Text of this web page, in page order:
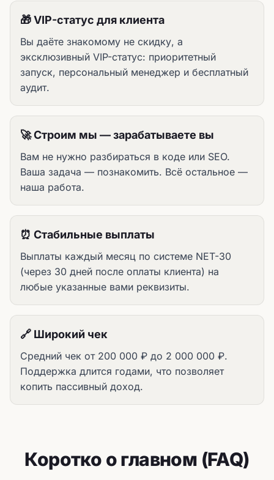
🎁 VIP-статус для клиента
Вы даёте знакомому не скидку, а
эксклюзивный VIP-статус: приоритетный
запуск, персональный менеджер и бесплатный
аудит.
🚀 Строим мы — зарабатываете вы
Вам не нужно разбираться в коде или SEO.
Ваша задача — познакомить. Всё остальное —
наша работа.
⏰ Стабильные выплаты
Выплаты каждый месяц по системе NET-30
(через 30 дней после оплаты клиента) на
любые указанные вами реквизиты.
🔗 Широкий чек
Средний чек от 200 000 ₽ до 2 000 000 ₽.
Поддержка длится годами, что позволяет
копить пассивный доход.
Коротко о главном (FAQ)